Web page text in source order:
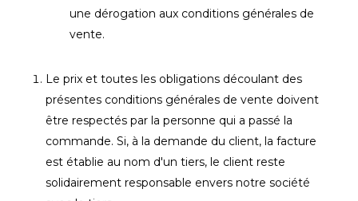
une dérogation aux conditions générales de
vente.
Le prix et toutes les obligations découlant des
présentes conditions générales de vente doivent
être respectés par la personne qui a passé la
commande. Si, à la demande du client, la facture
est établie au nom d'un tiers, le client reste
solidairement responsable envers notre société